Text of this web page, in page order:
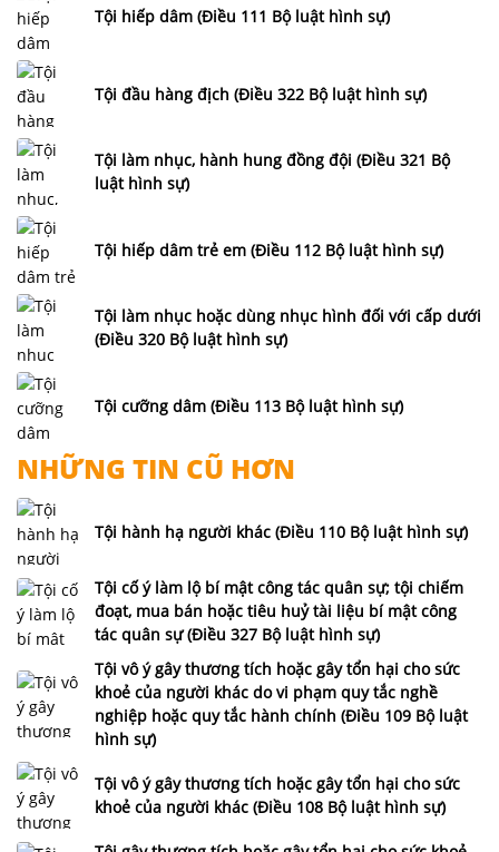
Tội hiếp dâm (Điều 111 Bộ luật hình sự)
Tội đầu hàng địch (Điều 322 Bộ luật hình sự)
Tội làm nhục, hành hung đồng đội (Điều 321 Bộ
luật hình sự)
Tội hiếp dâm trẻ em (Điều 112 Bộ luật hình sự)
Tội làm nhục hoặc dùng nhục hình đối với cấp dưới
(Điều 320 Bộ luật hình sự)
Tội cưỡng dâm (Điều 113 Bộ luật hình sự)
NHỮNG TIN CŨ HƠN
Tội hành hạ người khác (Điều 110 Bộ luật hình sự)
Tội cố ý làm lộ bí mật công tác quân sự; tội chiếm
đoạt, mua bán hoặc tiêu huỷ tài liệu bí mật công
tác quân sự (Điều 327 Bộ luật hình sự)
Tội vô ý gây thương tích hoặc gây tổn hại cho sức
khoẻ của người khác do vi phạm quy tắc nghề
nghiệp hoặc quy tắc hành chính (Điều 109 Bộ luật
hình sự)
Tội vô ý gây thương tích hoặc gây tổn hại cho sức
khoẻ của người khác (Điều 108 Bộ luật hình sự)